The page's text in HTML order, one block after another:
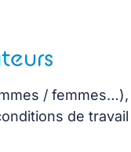
/ femmes…),
de travail